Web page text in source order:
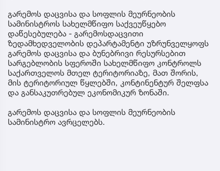
გარემოს დაცვისა და სოფლის მეურნეობის
სამინისტროს სახელმწიფო საქვეუწყებო
დაწესებულება - გარემოსდაცვითი
ზედამხედველობის დეპარტამენტი უზრუნველყოფს
გარემოს დაცვისა და ბუნებრივი რესურსებით
სარგებლობის სფეროში სახელმწიფო კონტროლს
საქართველოს მთელ ტერიტორიაზე, მათ შორის,
მის ტერიტორიულ წყლებში, კონტინენტურ შელფსა
და განსაკუთრებულ ეკონომიკურ ზონაში.
გარემოს დაცვისა და სოფლის მეურნეობის
სამინისტრო ავრცელებს.